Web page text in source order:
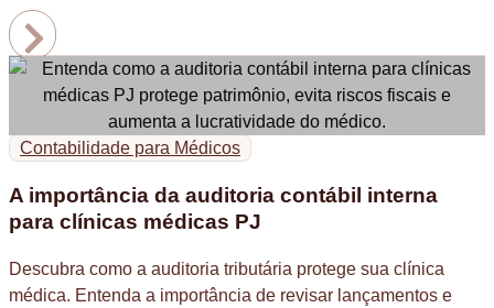
Contabilidade para Médicos
A importância da auditoria contábil interna
para clínicas médicas PJ
Descubra como a auditoria tributária protege sua clínica
médica. Entenda a importância de revisar lançamentos e